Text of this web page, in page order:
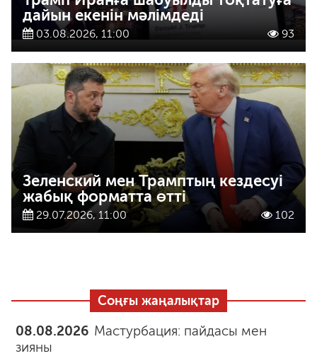
дайын екенін мәлімдеді
03.08.2026, 11:00 93
Зеленский мен Трамптың кездесуі
жабық форматта өтті
29.07.2026, 11:00 102
Соңғы жаңалықтар
08.08.2026 Мастурбация: пайдасы мен
зияны